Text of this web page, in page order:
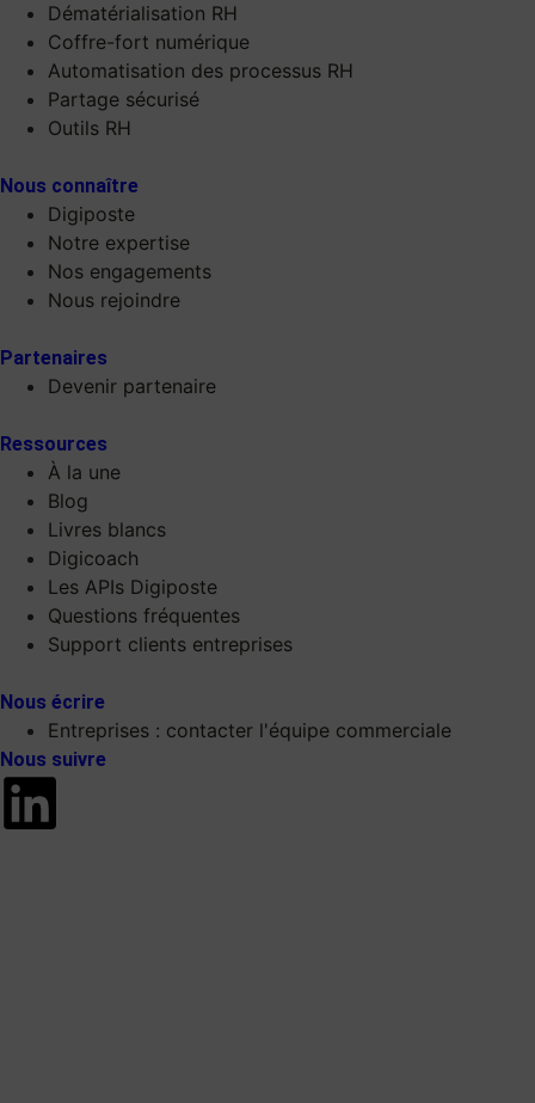
Dématérialisation RH
Coffre-fort numérique
Automatisation des processus RH
Partage sécurisé
Outils RH
Nous connaître
Digiposte
Notre expertise
Nos engagements
Nous rejoindre
Partenaires
Devenir partenaire
Ressources
À la une
Blog
Livres blancs
Digicoach
Les APIs Digiposte
Questions fréquentes
Support clients entreprises
Nous écrire
Entreprises : contacter l'équipe commerciale
Nous suivre